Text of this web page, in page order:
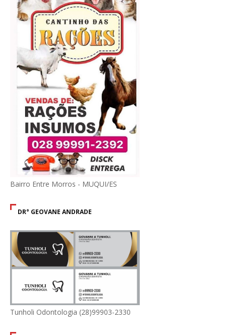
Bairro Entre Morros - MUQUI/ES
DR° GEOVANE ANDRADE
Tunholi Odontologia (28)99903-2330